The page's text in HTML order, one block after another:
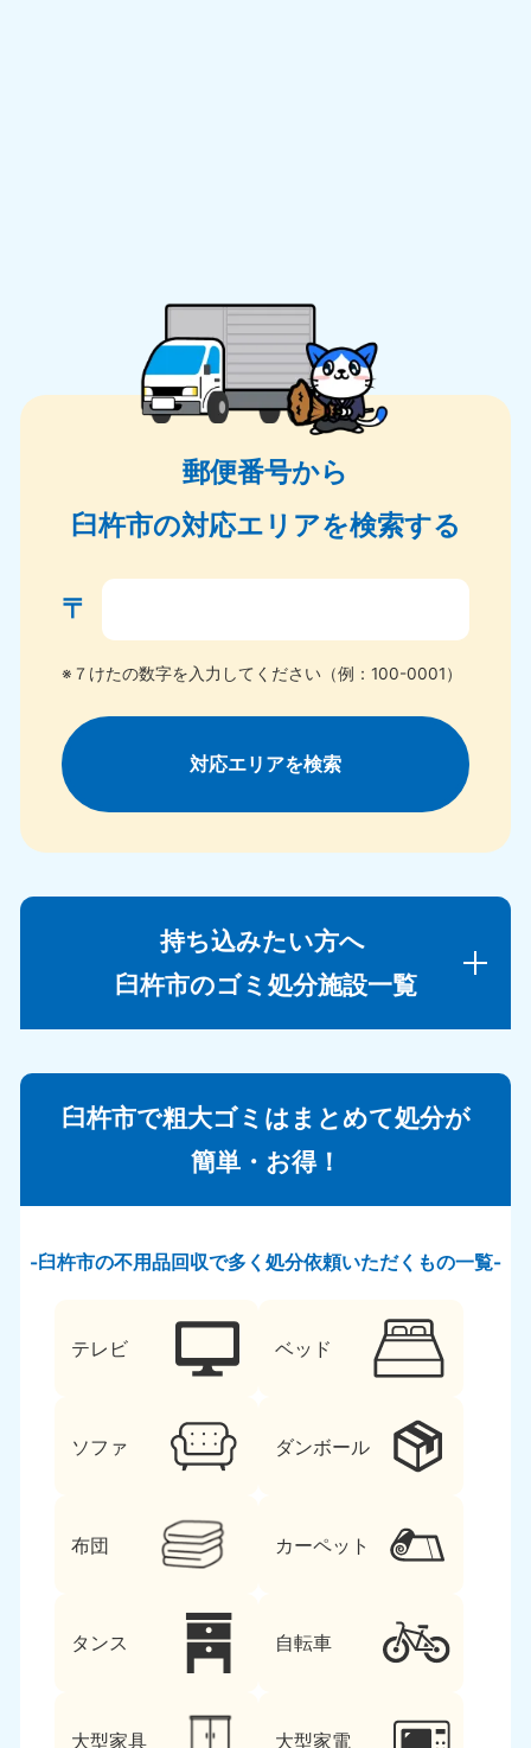
郵便番号から
臼杵市の対応エリアを検索する
〒
※７けたの数字を入力してください（例：100-0001）
対応エリアを検索
持ち込みたい方へ
臼杵市のゴミ処分施設一覧
臼杵市で粗大ゴミはまとめて処分が
簡単・お得！
臼杵市の不用品回収で多く処分依頼いただくもの一覧
テレビ ベッド
ソファ ダンボール
布団 カーペット
タンス 自転車
大型家具 大型家電